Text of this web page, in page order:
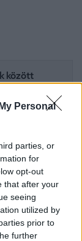
Personal
parties, or
for
opt-out
that after your
seeing
utilized by
prior to
further
között